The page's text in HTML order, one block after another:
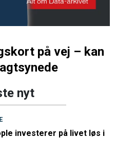
på vej – kan
nyt
investerer på livet løs i